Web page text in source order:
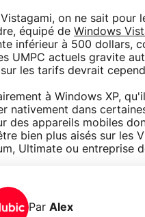
on ne sait pour
équipé de Windows
inférieur à 500 dollars,
UMPC actuels gravite
les tarifs devrait
à Windows XP,
nativement dans
des appareils mobiles
bien plus aisés sur les
Ultimate ou entreprise
Par Alex